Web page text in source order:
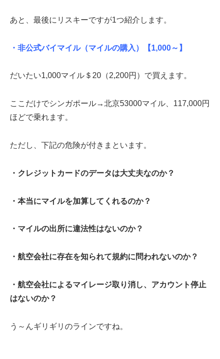
あと、最後にリスキーですが1つ紹介します。
・非公式バイマイル（マイルの購入） 【1,000～】
だいたい1,000マイル＄20（2,200円）で買えます。
ここだけでシンガポール→北京53000マイル、117,000円
ほどで乗れます。
ただし、下記の危険が付きまといます。
・クレジットカードのデータは大丈夫なのか？
・本当にマイルを加算してくれるのか？
・マイルの出所に違法性はないのか？
・航空会社に存在を知られて規約に問われないのか？
・航空会社によるマイレージ取り消し、アカウント停止
はないのか？
う～んギリギリのラインですね。